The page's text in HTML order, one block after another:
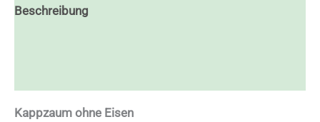
Beschreibung
Kappzaum ohne Eisen